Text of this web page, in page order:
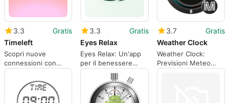
3.3
Gratis
Timeleft
Scopri nuove
connessioni con
Timeleft
3.3
Gratis
Eyes Relax
Eyes Relax: Un'app
per il benessere
visivo
3.7
Gratis
Weather Clock
Weather Clock:
Previsioni Meteo
Eleganti per Android